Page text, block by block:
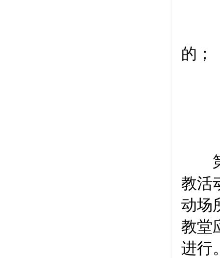
的；
第
教活
动场
教堂
进行